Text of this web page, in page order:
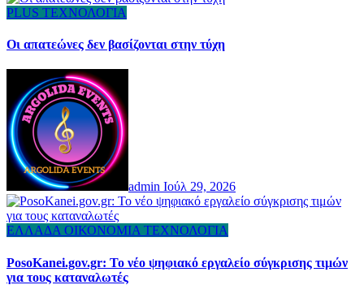
PLUS ΤΕΧΝΟΛΟΓΙΑ
Οι απατεώνες δεν βασίζονται στην τύχη
admin Ιούλ 29, 2026
ΕΛΛΑΔΑ ΟΙΚΟΝΟΜΙΑ ΤΕΧΝΟΛΟΓΙΑ
PosoKanei.gov.gr: Το νέο ψηφιακό εργαλείο σύγκρισης τιμών
για τους καταναλωτές